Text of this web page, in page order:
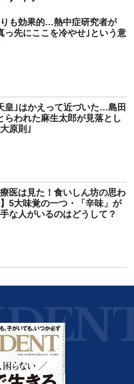
も効果的…熱中症研究者が
っ先にここを冷やせ｣という意
皇｣はかえって近づいた…島田
らわれた麻生太郎が見落とし
原則｣
療医は見た！食いしん坊の思わ
5大味覚の一つ・「辛味」が
な人がいるのはどうして？